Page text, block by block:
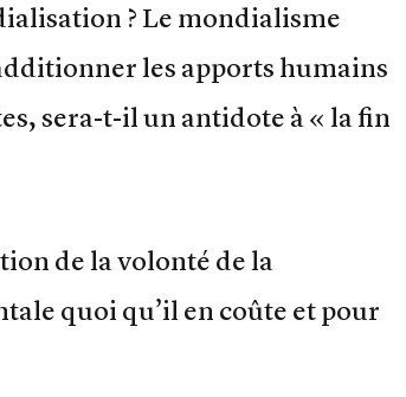
? Le mondialisme
les apports humains
sera-t-il un antidote à « la fin
de la volonté de la
quoi qu’il en coûte et pour